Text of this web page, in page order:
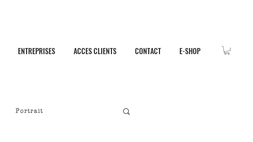
ENTREPRISES ACCES CLIENTS CONTACT E-SHOP
Portrait